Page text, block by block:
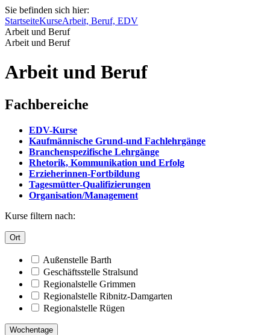
Sie befinden sich hier:
StartseiteKurseArbeit, Beruf, EDV
Arbeit und Beruf
Arbeit und Beruf
Arbeit und Beruf
Fachbereiche
EDV-Kurse
Kaufmännische Grund-und Fachlehrgänge
Branchenspezifische Lehrgänge
Rhetorik, Kommunikation und Erfolg
Erzieherinnen-Fortbildung
Tagesmütter-Qualifizierungen
Organisation/Management
Kurse filtern nach:
Ort
Außenstelle Barth
Geschäftsstelle Stralsund
Regionalstelle Grimmen
Regionalstelle Ribnitz-Damgarten
Regionalstelle Rügen
Wochentage